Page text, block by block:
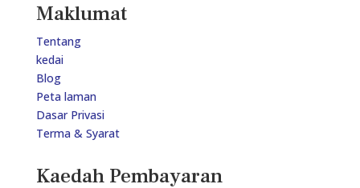
Maklumat
Tentang
kedai
Blog
Peta laman
Dasar Privasi
Terma & Syarat
Kaedah Pembayaran